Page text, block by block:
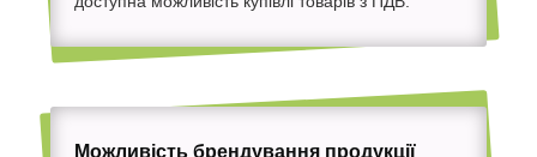
Можливість брендування продукції